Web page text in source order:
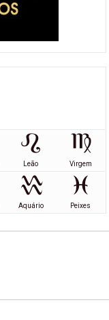
Leão Virgem
Aquário Peixes